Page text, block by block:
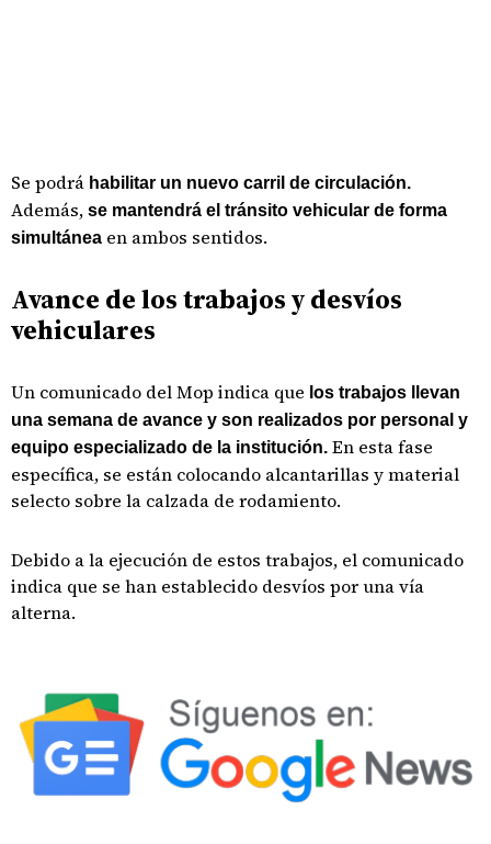
Se podrá habilitar un nuevo carril de circulación.
Además, se mantendrá el tránsito vehicular de forma
simultánea en ambos sentidos.
Avance de los trabajos y desvíos
vehiculares
Un comunicado del Mop indica que los trabajos llevan
una semana de avance y son realizados por personal y
equipo especializado de la institución. En esta fase
específica, se están colocando alcantarillas y material
selecto sobre la calzada de rodamiento.
Debido a la ejecución de estos trabajos, el comunicado
indica que se han establecido desvíos por una vía
alterna.